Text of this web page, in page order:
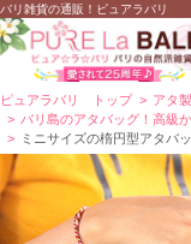
バリ雑貨の通販！ピュアラバリ
ピュアラバリ トップ
アタ
バリ島のアタバッグ！高級
ミニサイズの楕円型アタバ